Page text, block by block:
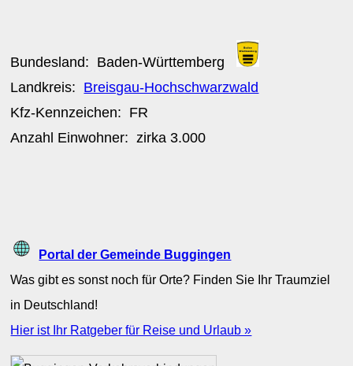
Bundesland: Baden-Württemberg
Landkreis: Breisgau-Hochschwarzwald
Kfz-Kennzeichen: FR
Anzahl Einwohner: zirka 3.000
Portal der Gemeinde Buggingen
Was gibt es sonst noch für Orte? Finden Sie Ihr Traumziel
in Deutschland!
Hier ist Ihr Ratgeber für Reise und Urlaub »